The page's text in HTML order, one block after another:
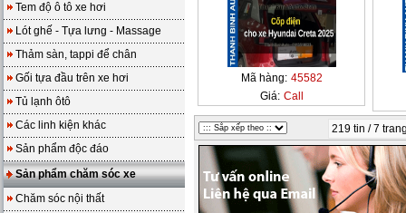
Tem độ ô tô xe hơi
Lót ghế - Tựa lưng - Massage
Thảm sàn, tappi để chân
Gối tựa đầu trên xe hơi
Tủ lạnh ôtô
Các linh kiện khác
Sản phẩm độc đáo
Sản phẩm chăm sóc xe
Chăm sóc nội thất
Mã hàng: 45582
Giá: Call
219 tin / 7